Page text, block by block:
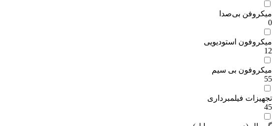
میکروفن بی‌صدا
0
میکروفون استودیویی
12
میکروفون بی سیم
55
تجهیزات فیلمبرداری
45